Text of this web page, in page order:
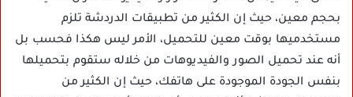
بحجم معين، حيث إن الكثير من تطبيقات الدردشة تلزم
مستخدميها بوقت معين للتحميل، الأمر ليس هكذا فحسب بل
أنه عند تحميل الصور والفيديوهات من خلاله ستقوم بتحميلها
بنفس الجودة الموجودة على هاتفك، حيث إن الكثير من